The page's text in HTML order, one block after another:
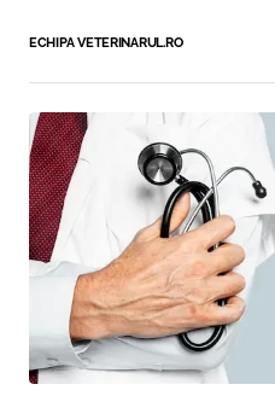
ECHIPA VETERINARUL.RO